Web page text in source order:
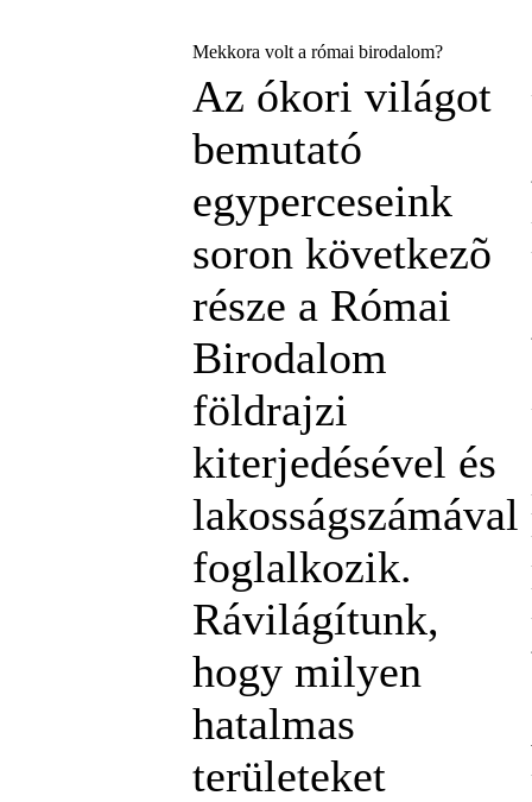
Mekkora volt a római birodalom?
Az ókori világot
bemutató
egyperceseink
soron következõ
része a Római
Birodalom
földrajzi
kiterjedésével és
lakosságszámával
foglalkozik.
Rávilágítunk,
hogy milyen
hatalmas
területeket